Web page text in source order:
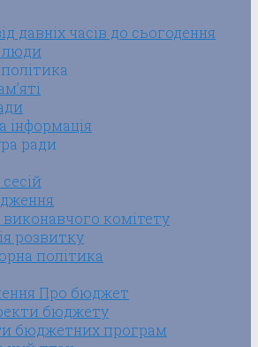
давніх часів до сьогодення
люди
інформація
ради
комітету
розвитку
політика
Про бюджет
бюджету
бюджетних програм